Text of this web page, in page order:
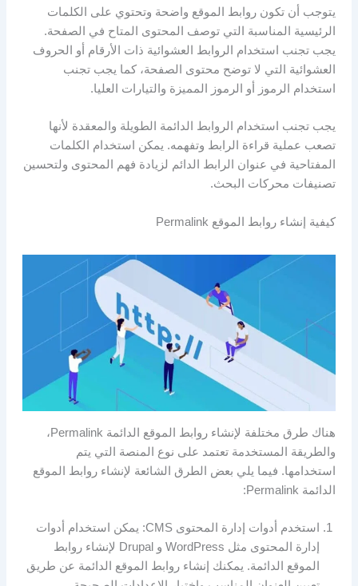
يتوجب أن تكون روابط الموقع واضحة وتحتوي على الكلمات
الرئيسية المناسبة التي توصف المحتوى المتاح في الصفحة.
يجب تجنب استخدام الروابط العشوائية ذات الأرقام أو الحروف
العشوائية التي لا توضح محتوى الصفحة، كما يجب تجنب
استخدام الرموز أو الرموز المميزة والتيارات العليا.
يجب تجنب استخدام الروابط الدائمة الطويلة والمعقدة لأنها
تصعب عملية قراءة الرابط وتفهمه. يمكن استخدام الكلمات
المفتاحية في عنوان الرابط الدائم لزيادة فهم المحتوى ولتحسين
تصنيفات محركات البحث.
كيفية إنشاء روابط الموقع Permalink
هناك طرق مختلفة لإنشاء روابط الموقع الدائمة Permalink،
والطريقة المستخدمة تعتمد على نوع المنصة التي يتم
استخدامها. فيما يلي بعض الطرق الشائعة لإنشاء روابط الموقع
الدائمة Permalink:
استخدم أدوات إدارة المحتوى CMS: يمكن استخدام أدوات
إدارة المحتوى مثل WordPress و Drupal لإنشاء روابط
الموقع الدائمة. يمكنك إنشاء روابط الموقع الدائمة عن طريق